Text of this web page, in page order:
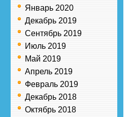
Январь 2020
Декабрь 2019
Сентябрь 2019
Июль 2019
Май 2019
Апрель 2019
Февраль 2019
Декабрь 2018
Октябрь 2018